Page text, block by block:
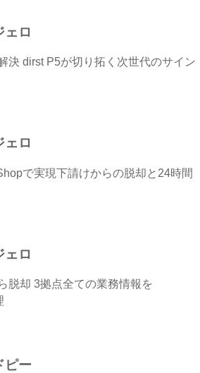
ェロ
決 dirst P5が切り拓く次世代のサイン
ェロ
で実現下請けからの脱却と24時間
ェロ
脱却 3拠点全ての業務情報を
ピー